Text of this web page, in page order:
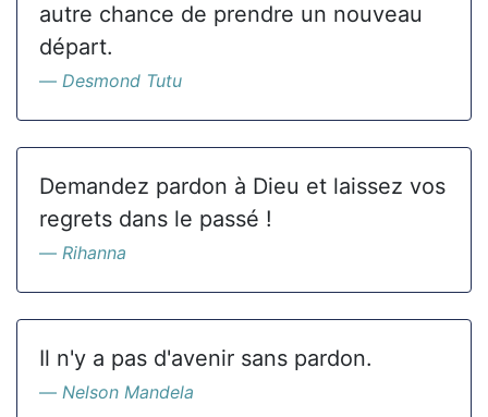
autre chance de prendre un nouveau
départ.
Desmond Tutu
Demandez pardon à Dieu et laissez vos
regrets dans le passé !
Rihanna
Il n'y a pas d'avenir sans pardon.
Nelson Mandela